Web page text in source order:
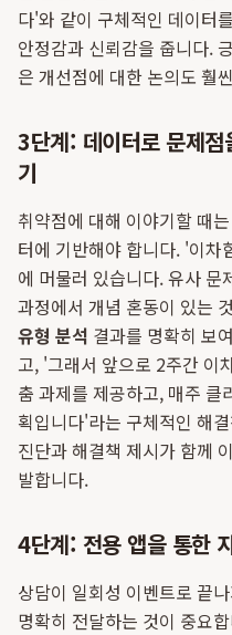
다'와 같이 구체적인 데이터
안정감과 신뢰감을 줍니다.
은 개선점에 대한 논의도 훨
3단계: 데이터로 문제
기
취약점에 대해 이야기할 때
터에 기반해야 합니다. '이차
에 머물러 있습니다. 유사 문
과정에서 개념 혼동이 있는
유형 분석 결과를 명확히 보
고, '그래서 앞으로 2주간 이
춤 과제를 제공하고, 매주 클
획입니다'라는 구체적인 해
진단과 해결책 제시가 함께
발합니다.
4단계: 전용 앱을 통한
상담이 일회성 이벤트로 끝
명확히 전달하는 것이 중요